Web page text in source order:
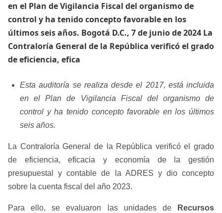
en el Plan de Vigilancia Fiscal del organismo de
control y ha tenido concepto favorable en los
últimos seis años. Bogotá D.C., 7 de junio de 2024 La
Contraloría General de la República verificó el grado
de eficiencia, efica
Esta auditoría se realiza desde el 2017, está incluida
en el Plan de Vigilancia Fiscal del organismo de
control y ha tenido concepto favorable en los últimos
seis años.
La Contraloría General de la República verificó el grado
de eficiencia, eficacia y economía de la gestión
presupuestal y contable de la ADRES y dio concepto
sobre la cuenta fiscal del año 2023.
Para ello, se evaluaron las unidades de
Recursos